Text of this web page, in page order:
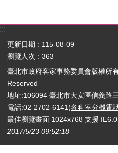
:::
更新日期
115-08-09
瀏覽人次
363
臺北市政府客家事務委員會版權所
Reserved
地址:106094 臺北市大安區信義路
電話:02-2702-6141(各科室分機電
最佳瀏覽畫面 1024x768 支援
2017/5/23 09:52:18